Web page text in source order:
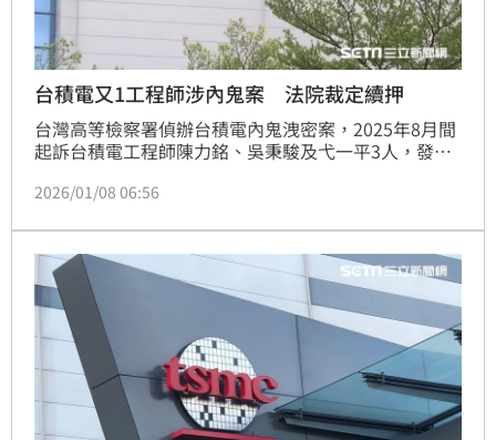
台積電又1工程師涉內鬼案 法院裁定續押
台灣高等檢察署偵辦台積電內鬼洩密案，2025年8月間
起訴台積電工程師陳力銘、吳秉駿及弋一平3人，發現
起訴並求刑8年8月。智慧財產及商業法院8日召開移審
2026/01/08 06:56